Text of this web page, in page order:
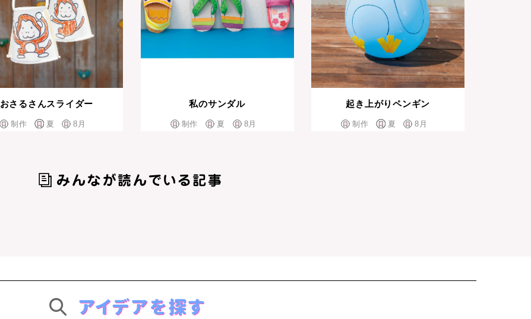
おさるさんスライダー
制作 夏 8月
私のサンダル
制作 夏 8月
起き上がりペンギン
制作 夏 8月